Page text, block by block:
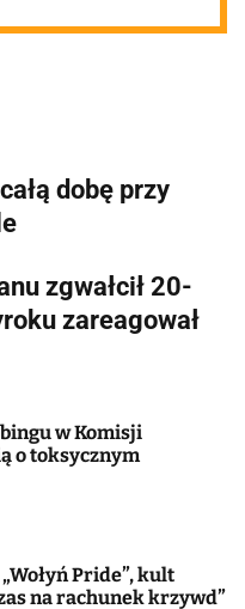
dobę przy
zgwałcił 20-
zareagował
w Komisji
o toksycznym
Pride”, kult
na rachunek krzywd”